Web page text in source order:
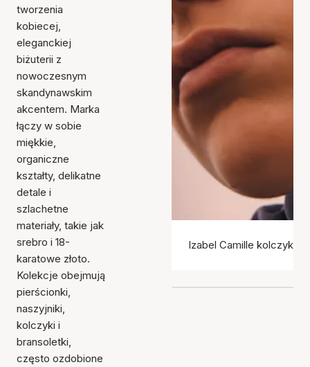
tworzenia
kobiecej,
eleganckiej
biżuterii z
nowoczesnym
skandynawskim
akcentem. Marka
łączy w sobie
miękkie,
organiczne
kształty, delikatne
detale i
szlachetne
materiały, takie jak
srebro i 18-
karatowe złoto.
Kolekcje obejmują
pierścionki,
naszyjniki,
kolczyki i
bransoletki,
często ozdobione
Izabel Camille kolczyki